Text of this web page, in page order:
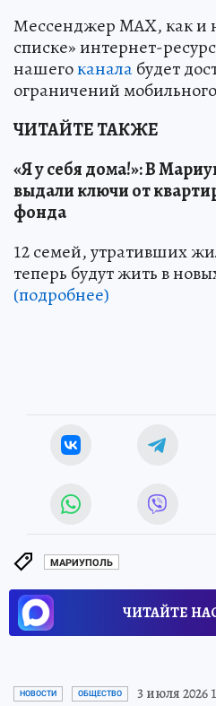
Мессенджер MAX, как и
списке» интернет-
нашегоканалабудет
ограничений
ЧИТАЙТЕ ТАКЖЕ
«Я у себя дома!»: В
выдали ключи от
фонда
12 семей, утративших
теперь будут жить в
(подробнее)
МАРИУПОЛЬ
ЧИТАЙТЕ
НОВОСТИ ОБЩЕСТВО 3 июля 2026